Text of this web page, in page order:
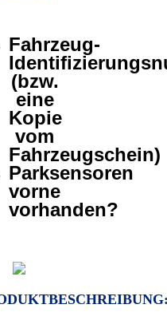
Fahrzeug-
(bzw.
eine
Kopie
vom
Fahrzeugschein)
Parksensoren
vorne
vorhanden?